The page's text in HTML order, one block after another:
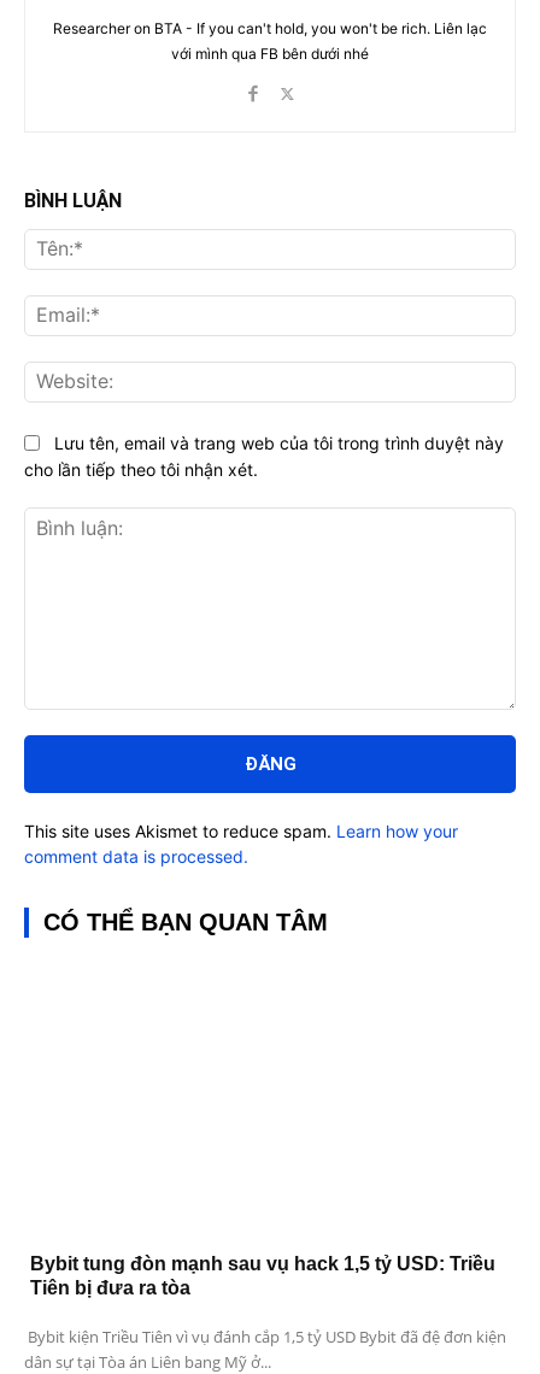
Researcher on BTA - If you can't hold, you won't be rich. Liên lạc
với mình qua FB bên dưới nhé
BÌNH LUẬN
luận:
Lưu tên, email và trang web của tôi trong trình duyệt này
cho lần tiếp theo tôi nhận xét.
This site uses Akismet to reduce spam. Learn how your
comment data is processed.
CÓ THỂ BẠN QUAN TÂM
Bybit tung đòn mạnh sau vụ hack 1,5 tỷ USD: Triều
Tiên bị đưa ra tòa
Bybit kiện Triều Tiên vì vụ đánh cắp 1,5 tỷ USD Bybit đã đệ đơn kiện
dân sự tại Tòa án Liên bang Mỹ ở...